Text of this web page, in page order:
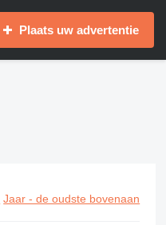
Plaats uw advertentie
Jaar - de oudste bovenaan